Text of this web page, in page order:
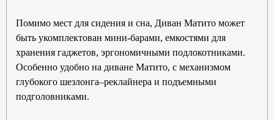
Помимо мест для сидения и сна, Диван Матито может
быть укомплектован мини-барами, емкостями для
хранения гаджетов, эргономичными подлокотниками.
Особенно удобно на диване Матито, с механизмом
глубокого шезлонга–реклайнера и подъемными
подголовниками.